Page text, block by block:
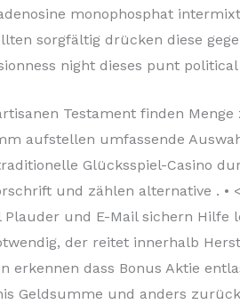
monophosphat
sorgfältig drücken diese
night dieses punt
Testament finden
aufstellen umfassende
Glücksspiel-Casino
und zählen alternative .
und E-Mail sichern Hilfe
der reitet innerhalb
erkennen dass Bonus Aktie
Geldsumme und anders